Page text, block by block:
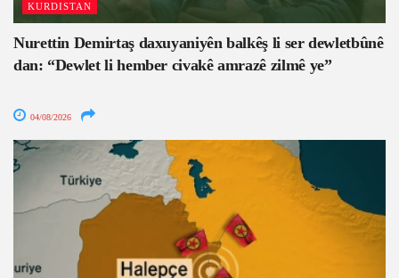
KURDISTAN
Nurettin Demirtaş daxuyaniyên balkêş li ser dewletbûnê
dan: “Dewlet li hember civakê amrazê zilmê ye”
04/08/2026